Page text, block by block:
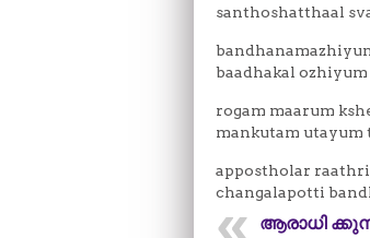
santhoshatthaal
baadhakal
rogam maarum
mankutam utayum
appostholar
changalapotti
ആരാധി